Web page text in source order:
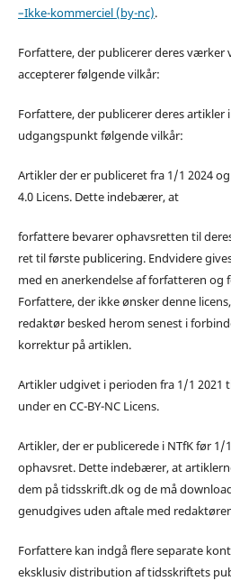
–Ikke-kommerciel (by-nc).
Forfattere, der publicerer deres værker
accepterer følgende vilkår:
Forfattere, der publicerer deres artikler
udgangspunkt følgende vilkår:
Artikler der er publiceret fra 1/1 2024
4.0 Licens. Dette indebærer, at
forfattere bevarer ophavsretten til
ret til første publicering. Endvidere
med en anerkendelse af forfatteren og
Forfattere, der ikke ønsker denne
redaktør besked herom senest i
korrektur på artiklen.
Artikler udgivet i perioden fra 1/1 2021
under en CC-BY-NC Licens.
Artikler, der er publicerede i NTfK før 1/
ophavsret. Dette indebærer, at
dem på tidsskrift.dk og de må
genudgives uden aftale med
Forfattere kan indgå flere separate
eksklusiv distribution af tidsskriftets